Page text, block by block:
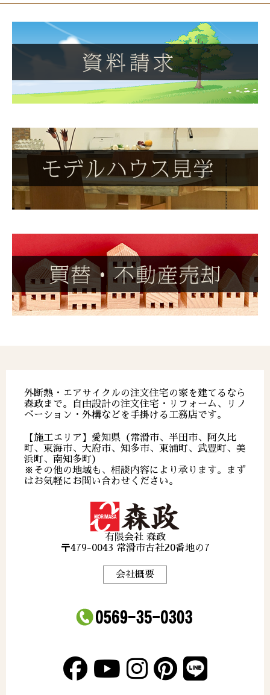
外断熱・エアサイクルの注文住宅の家を建てるなら
森政まで。自由設計の注文住宅・リフォーム、リノ
ベーション・外構などを手掛ける工務店です。
【施工エリア】愛知県（常滑市、半田市、阿久比
町、東海市、大府市、知多市、東浦町、武豊町、美
浜町、南知多町）
※その他の地域も、相談内容により承ります。まず
はお気軽にお問い合わせください。
有限会社 森政
〒479-0043 常滑市古社20番地の7
会社概要